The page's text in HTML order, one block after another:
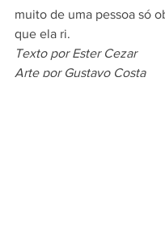
muito de uma pessoa só
que ela ri.
Texto por Ester Cezar
Arte por Gustavo Costa